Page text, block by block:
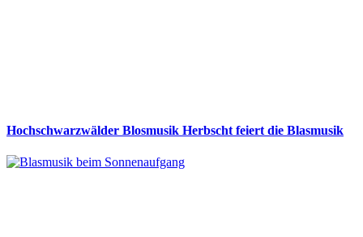
Hochschwarzwälder Blosmusik Herbscht feiert die Blasmusik